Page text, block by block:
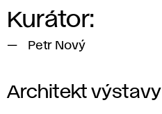
Kurátor:
Petr Nový
Architekt výstavy